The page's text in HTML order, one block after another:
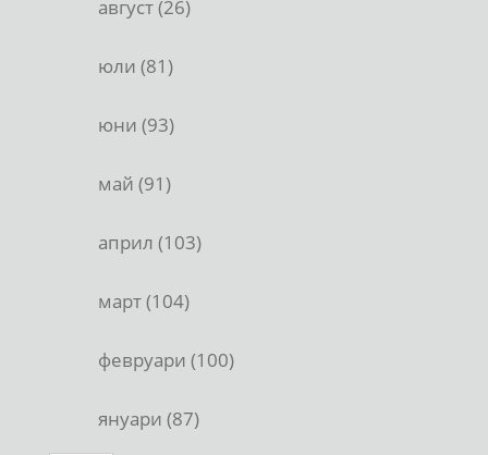
август (26)
юли (81)
юни (93)
май (91)
април (103)
март (104)
февруари (100)
януари (87)